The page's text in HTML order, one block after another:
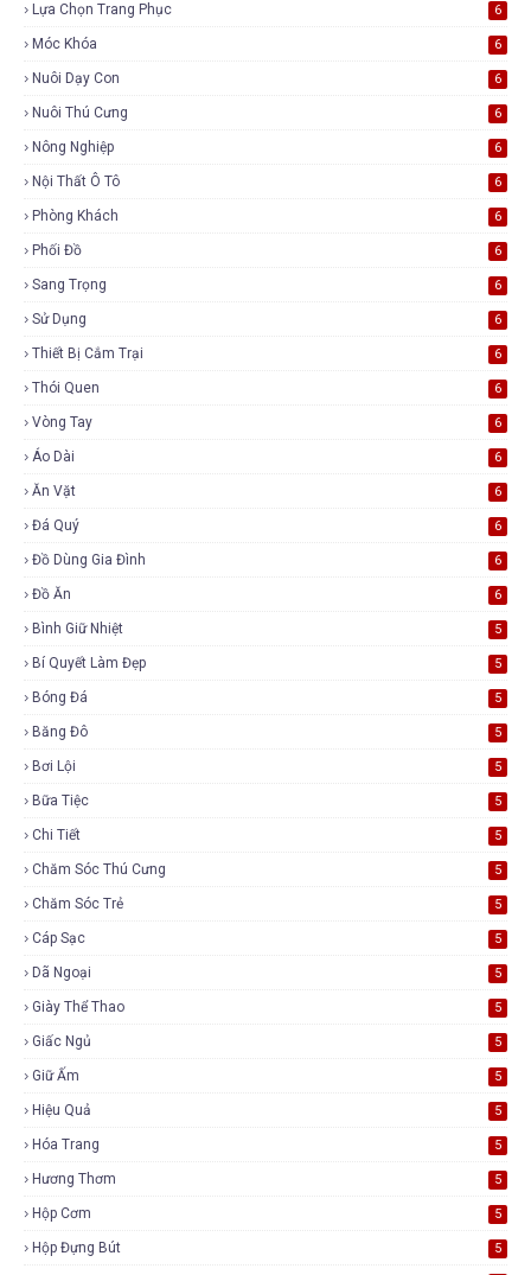
Lựa Chọn Trang Phục 6
Móc Khóa 6
Nuôi Dạy Con 6
Nuôi Thú Cưng 6
Nông Nghiệp 6
Nội Thất Ô Tô 6
Phòng Khách 6
Phối Đồ 6
Sang Trọng 6
Sử Dụng 6
Thiết Bị Cắm Trại 6
Thói Quen 6
Vòng Tay 6
Áo Dài 6
Ăn Vặt 6
Đá Quý 6
Đồ Dùng Gia Đình 6
Đồ Ăn 6
Bình Giữ Nhiệt 5
Bí Quyết Làm Đẹp 5
Bóng Đá 5
Băng Đô 5
Bơi Lội 5
Bữa Tiệc 5
Chi Tiết 5
Chăm Sóc Thú Cưng 5
Chăm Sóc Trẻ 5
Cáp Sạc 5
Dã Ngoại 5
Giày Thể Thao 5
Giấc Ngủ 5
Giữ Ấm 5
Hiệu Quả 5
Hóa Trang 5
Hương Thơm 5
Hộp Cơm 5
Hộp Đựng Bút 5